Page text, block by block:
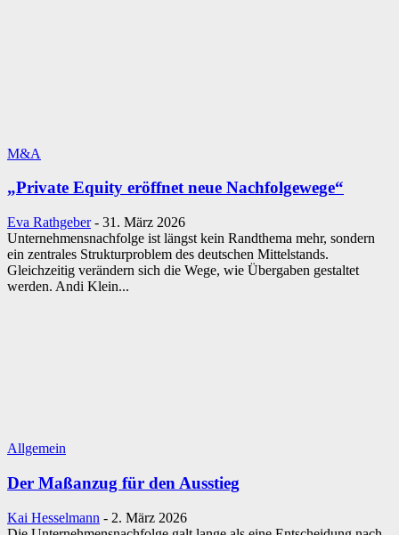
M&A
„Private Equity eröffnet neue Nachfolgewege“
Eva Rathgeber - 31. März 2026
Unternehmensnachfolge ist längst kein Randthema mehr, sondern
ein zentrales Strukturproblem des deutschen Mittelstands.
Gleichzeitig verändern sich die Wege, wie Übergaben gestaltet
werden. Andi Klein...
Allgemein
Der Maßanzug für den Ausstieg
Kai Hesselmann - 2. März 2026